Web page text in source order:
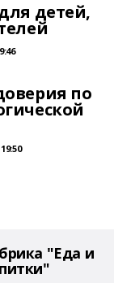
детей,
по
"Еда и